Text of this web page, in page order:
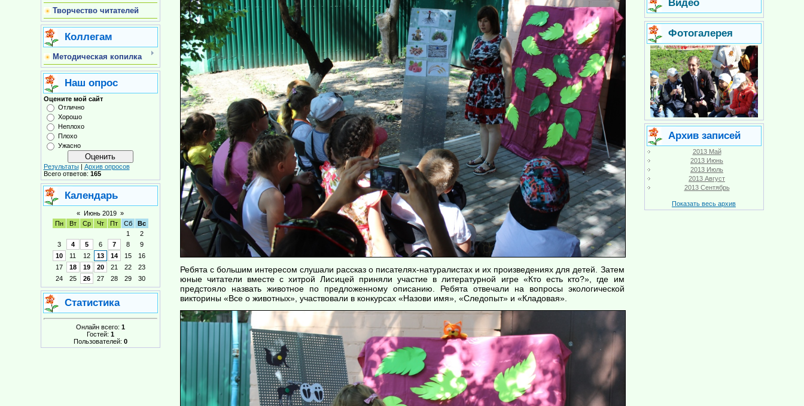
Творчество читателей
Коллегам
Методическая копилка
Наш опрос
Оцените мой сайт
Отлично
Хорошо
Неплохо
Плохо
Ужасно
Результаты| Архив опросов
Всего ответов: 165
Календарь
« Июнь 2019 »
Пн
Вт Ср Чт Пт Сб
Вс
1
2
3
4 5 6 7 8
9
10
11 12 13 14 15
16
17
18 19 20 21 22
23
24
25 26 27 28 29 30
Статистика
Онлайн всего: 1
Гостей: 1
Пользователей: 0
Ребята с большим интересом слушали рассказ о писателях-натуралистах и их произведениях для детей. Затем
юные читатели вместе с хитрой Лисицей приняли участие в литературной игре «Кто есть кто?», где им
предстояло назвать животное по предложенному описанию. Ребята отвечали на вопросы экологической
викторины «Все о животных», участвовали в конкурсах «Назови имя», «Следопыт» и «Кладовая».
Видео
Фотогалерея
Архив записей
2013 Май
2013 Июнь
2013 Июль
2013 Август
2013 Сентябрь
Показать весь архив